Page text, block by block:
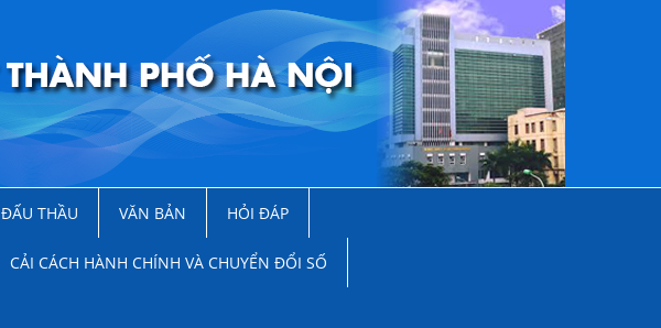
ĐẤU THẦU VĂN BẢN HỎI ĐÁP
CẢI CÁCH HÀNH CHÍNH VÀ CHUYỂN ĐỔI SỐ